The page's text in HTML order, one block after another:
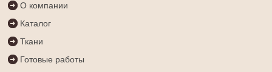
О компании
Каталог
Ткани
Готовые работы